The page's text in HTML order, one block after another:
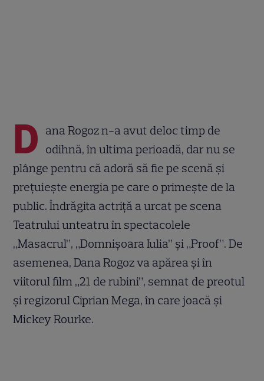
D ana Rogoz n-a avut deloc timp de
odihnă, în ultima perioadă, dar nu se
plânge pentru că adoră să fie pe scenă și
prețuiește energia pe care o primește de la
public. Îndrăgita actriță a urcat pe scena
Teatrului unteatru în spectacolele
„Masacrul”, „Domnișoara Iulia” și „Proof”. De
asemenea, Dana Rogoz va apărea și în
viitorul film „21 de rubini”, semnat de preotul
și regizorul Ciprian Mega, în care joacă și
Mickey Rourke.